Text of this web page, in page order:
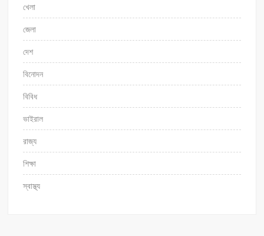
খেলা
জেলা
দেশ
বিনোদন
বিবিধ
ভাইরাল
রাজ্য
শিক্ষা
স্বাস্থ্য